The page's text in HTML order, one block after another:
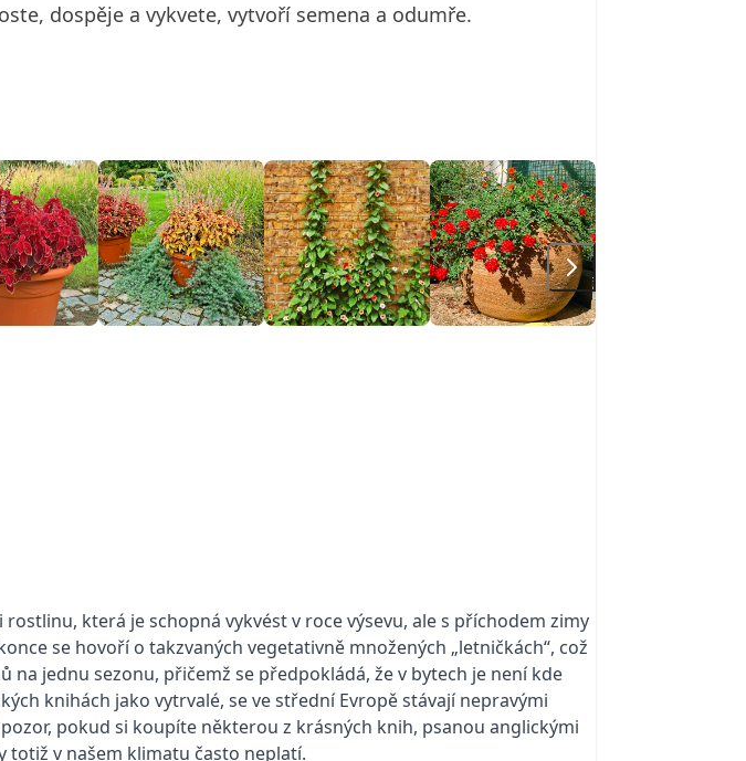
dospěje a vykvete, vytvoří semena a odumře.
která je schopná vykvést v roce výsevu, ale s příchodem zimy
se hovoří o takzvaných vegetativně množených „letničkách“, což
jednu sezonu, přičemž se předpokládá, že v bytech je není kde
knihách jako vytrvalé, se ve střední Evropě stávají nepravými
pokud si koupíte některou z krásných knih, psanou anglickými
totiž v našem klimatu často neplatí.